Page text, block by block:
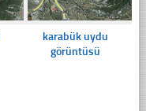
karabük uydu
görüntüsü